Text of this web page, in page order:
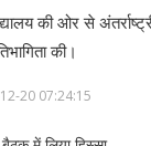
की ओर से
की।
20 07:24:15